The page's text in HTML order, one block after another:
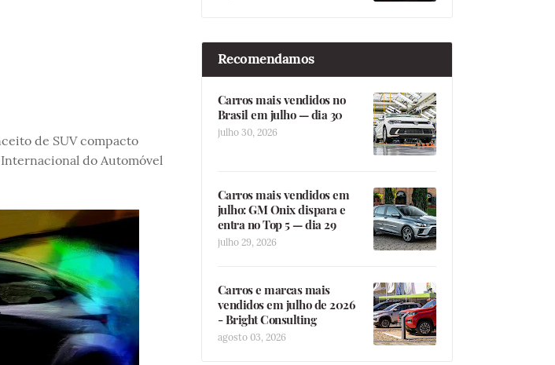
de SUV compacto
do Automóvel
Recomendamos
Carros mais vendidos no
Brasil em julho — dia 30
julho 30, 2026
Carros mais vendidos em
julho: GM Onix dispara e
entra no Top 5 — dia 29
julho 29, 2026
Carros e marcas mais
vendidos em julho de 2026
- Bright Consulting
agosto 03, 2026